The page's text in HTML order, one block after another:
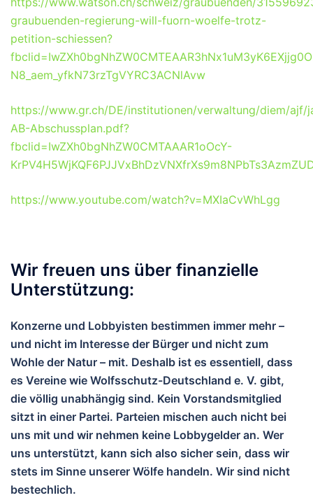
graubuenden-regierung-will-fuorn-woelfe-trotz-
petition-schiessen?
N8_aem_yfkN73rzTgVYRC3ACNlAvw
https://www.gr.ch/DE/institutionen/verwaltung/diem/ajf/
AB-Abschussplan.pdf?
fbclid=IwZXh0bgNhZW0CMTAAAR1oOcY-
https://www.youtube.com/watch?v=MXIaCvWhLgg
Wir freuen uns über finanzielle
Unterstützung:
Konzerne und Lobbyisten bestimmen immer mehr –
und nicht im Interesse der Bürger und nicht zum
Wohle der Natur – mit. Deshalb ist es essentiell, dass
es Vereine wie Wolfsschutz-Deutschland e. V. gibt,
die völlig unabhängig sind. Kein Vorstandsmitglied
sitzt in einer Partei. Parteien mischen auch nicht bei
uns mit und wir nehmen keine Lobbygelder an. Wer
uns unterstützt, kann sich also sicher sein, dass wir
stets im Sinne unserer Wölfe handeln. Wir sind nicht
bestechlich.